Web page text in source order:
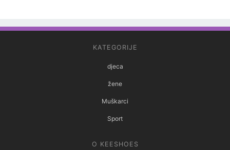
KATEGORIJE
djeca
žene
Muškarci
Sport
O KEESHOES